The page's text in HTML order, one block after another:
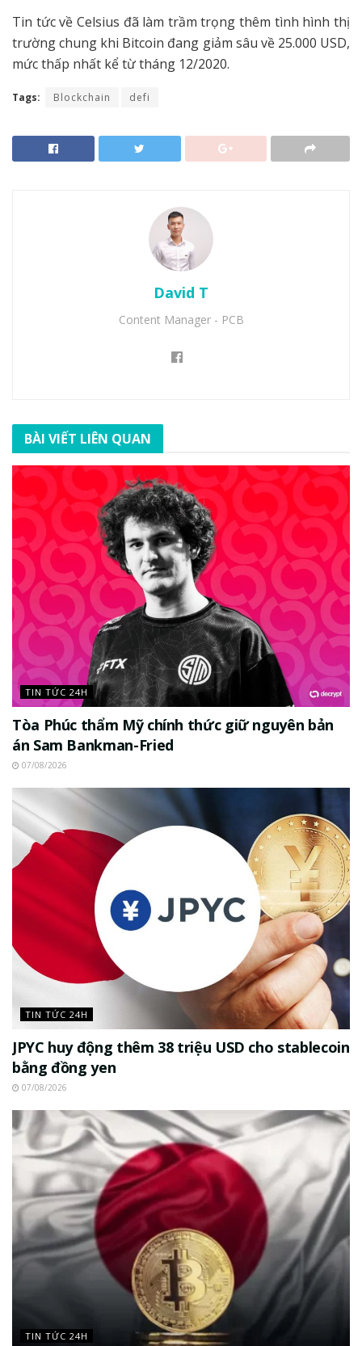
Tin tức về Celsius đã làm trầm trọng thêm tình hình thị
trường chung khi Bitcoin đang giảm sâu về 25.000 USD,
mức thấp nhất kể từ tháng 12/2020.
Tags: Blockchain defi
David T
Content Manager - PCB
BÀI VIẾT LIÊN QUAN
TIN TỨC 24H
Tòa Phúc thẩm Mỹ chính thức giữ nguyên bản
án Sam Bankman-Fried
07/08/2026
TIN TỨC 24H
JPYC huy động thêm 38 triệu USD cho stablecoin
bằng đồng yen
07/08/2026
TIN TỨC 24H